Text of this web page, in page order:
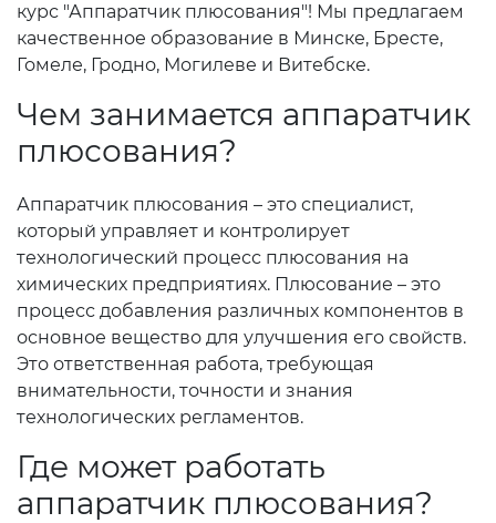
курс "Аппаратчик плюсования"! Мы предлагаем
качественное образование в Минске, Бресте,
Гомеле, Гродно, Могилеве и Витебске.
Чем занимается аппаратчик
плюсования?
Аппаратчик плюсования – это специалист,
который управляет и контролирует
технологический процесс плюсования на
химических предприятиях. Плюсование – это
процесс добавления различных компонентов в
основное вещество для улучшения его свойств.
Это ответственная работа, требующая
внимательности, точности и знания
технологических регламентов.
Где может работать
аппаратчик плюсования?